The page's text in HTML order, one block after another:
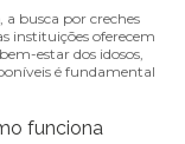
a busca por creches
instituições oferecem
estar dos idosos,
é fundamental
funciona